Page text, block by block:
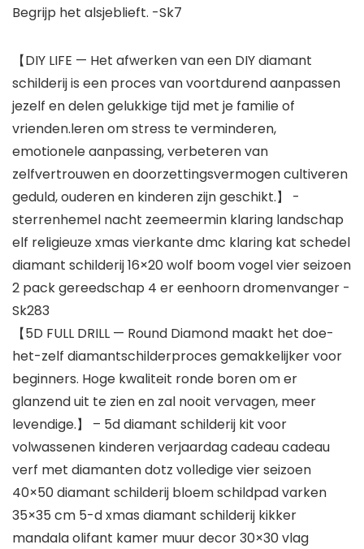
Begrijp het alsjeblieft. -Sk7
【DIY LIFE — Het afwerken van een DIY diamant
schilderij is een proces van voortdurend aanpassen
jezelf en delen gelukkige tijd met je familie of
vrienden.leren om stress te verminderen,
emotionele aanpassing, verbeteren van
zelfvertrouwen en doorzettingsvermogen cultiveren
geduld, ouderen en kinderen zijn geschikt.】 -
sterrenhemel nacht zeemeermin klaring landschap
elf religieuze xmas vierkante dmc klaring kat schedel
diamant schilderij 16×20 wolf boom vogel vier seizoen
2 pack gereedschap 4 er eenhoorn dromenvanger -
Sk283
【5D FULL DRILL — Round Diamond maakt het doe-
het-zelf diamantschilderproces gemakkelijker voor
beginners. Hoge kwaliteit ronde boren om er
glanzend uit te zien en zal nooit vervagen, meer
levendige.】 – 5d diamant schilderij kit voor
volwassenen kinderen verjaardag cadeau cadeau
verf met diamanten dotz volledige vier seizoen
40×50 diamant schilderij bloem schildpad varken
35×35 cm 5-d xmas diamant schilderij kikker
mandala olifant kamer muur decor 30×30 vlag